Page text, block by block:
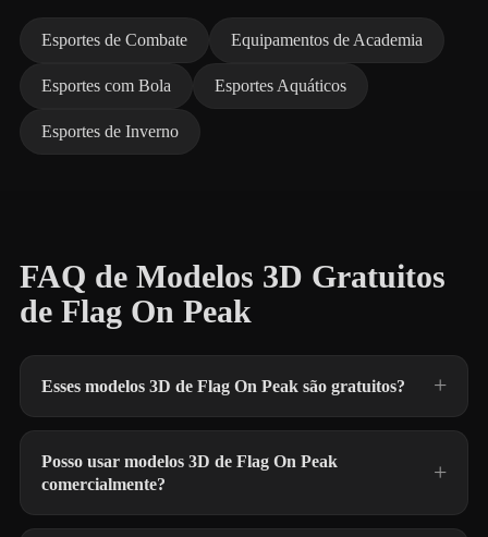
Esportes de Combate Equipamentos de Academia
Esportes com Bola Esportes Aquáticos
Esportes de Inverno
FAQ de Modelos 3D Gratuitos
de Flag On Peak
Esses modelos 3D de Flag On Peak são gratuitos?
Posso usar modelos 3D de Flag On Peak
comercialmente?